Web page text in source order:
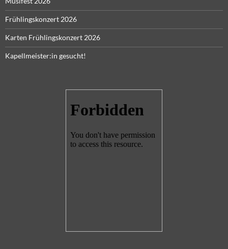
Frühlingskonzert 2026
Karten Frühlingskonzert 2026
Kapellmeister:in gesucht!